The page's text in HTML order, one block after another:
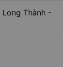
Thành -